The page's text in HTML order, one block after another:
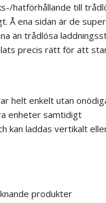
hatförhållande till
Å ena sidan är de
än trådlösa
precis rätt för att
helt enkelt utan
enheter samtidigt
kan laddas vertikalt
produkter